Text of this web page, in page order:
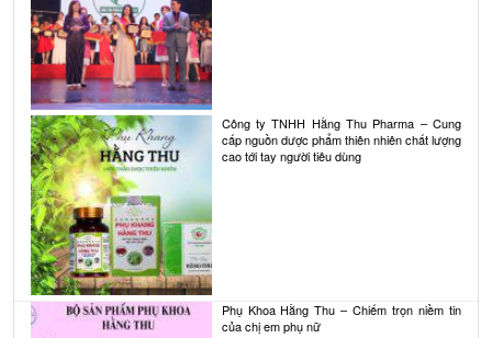
Công ty TNHH Hằng Thu Pharma – Cung
cấp nguồn dược phẩm thiên nhiên chất lượng
cao tới tay người tiêu dùng
Phụ Khoa Hằng Thu – Chiếm trọn niềm tin
của chị em phụ nữ